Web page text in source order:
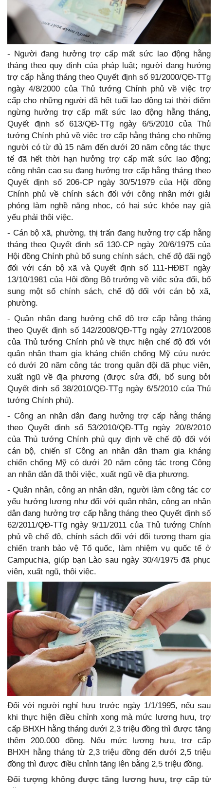
- Người đang hưởng trợ cấp mất sức lao động hằng
tháng theo quy định của pháp luật; người đang hưởng
trợ cấp hằng tháng theo Quyết định số 91/2000/QĐ-TTg
ngày 4/8/2000 của Thủ tướng Chính phủ về việc trợ
cấp cho những người đã hết tuổi lao động tại thời điểm
ngừng hưởng trợ cấp mất sức lao động hằng tháng,
Quyết định số 613/QĐ-TTg ngày 6/5/2010 của Thủ
tướng Chính phủ về việc trợ cấp hằng tháng cho những
người có từ đủ 15 năm đến dưới 20 năm công tác thực
tế đã hết thời hạn hưởng trợ cấp mất sức lao động;
công nhân cao su đang hưởng trợ cấp hằng tháng theo
Quyết định số 206-CP ngày 30/5/1979 của Hội đồng
Chính phủ về chính sách đối với công nhân mới giải
phóng làm nghề nặng nhọc, có hại sức khỏe nay già
yếu phải thôi việc.
- Cán bộ xã, phường, thị trấn đang hưởng trợ cấp hằng
tháng theo Quyết định số 130-CP ngày 20/6/1975 của
Hội đồng Chính phủ bổ sung chính sách, chế độ đãi ngộ
đối với cán bộ xã và Quyết định số 111-HĐBT ngày
13/10/1981 của Hội đồng Bộ trưởng về việc sửa đổi, bổ
sung một số chính sách, chế độ đối với cán bộ xã,
phường.
- Quân nhân đang hưởng chế độ trợ cấp hằng tháng
theo Quyết định số 142/2008/QĐ-TTg ngày 27/10/2008
của Thủ tướng Chính phủ về thực hiện chế độ đối với
quân nhân tham gia kháng chiến chống Mỹ cứu nước
có dưới 20 năm công tác trong quân đội đã phục viên,
xuất ngũ về địa phương (được sửa đổi, bổ sung bởi
Quyết định số 38/2010/QĐ-TTg ngày 6/5/2010 của Thủ
tướng Chính phủ).
- Công an nhân dân đang hưởng trợ cấp hằng tháng
theo Quyết định số 53/2010/QĐ-TTg ngày 20/8/2010
của Thủ tướng Chính phủ quy định về chế độ đối với
cán bộ, chiến sĩ Công an nhân dân tham gia kháng
chiến chống Mỹ có dưới 20 năm công tác trong Công
an nhân dân đã thôi việc, xuất ngũ về địa phương.
- Quân nhân, công an nhân dân, người làm công tác cơ
yếu hưởng lương như đối với quân nhân, công an nhân
dân đang hưởng trợ cấp hằng tháng theo Quyết định số
62/2011/QĐ-TTg ngày 9/11/2011 của Thủ tướng Chính
phủ về chế độ, chính sách đối với đối tượng tham gia
chiến tranh bảo vệ Tổ quốc, làm nhiệm vụ quốc tế ở
Campuchia, giúp bạn Lào sau ngày 30/4/1975 đã phục
viên, xuất ngũ, thôi việc.
Đối với người nghỉ hưu trước ngày 1/1/1995, nếu sau
khi thực hiện điều chỉnh xong mà mức lương hưu, trợ
cấp BHXH hằng tháng dưới 2,3 triệu đồng thì được tăng
thêm 200.000 đồng. Nếu mức lương hưu, trợ cấp
BHXH hằng tháng từ 2,3 triệu đồng đến dưới 2,5 triệu
đồng thì được điều chỉnh tăng lên bằng 2,5 triệu đồng.
Đối tượng không được tăng lương hưu, trợ cấp từ